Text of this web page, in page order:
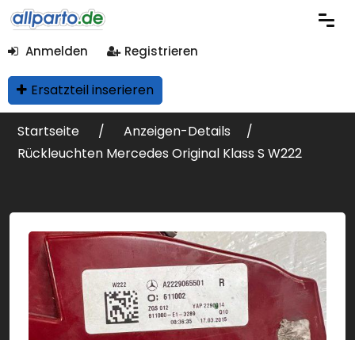
Anmelden Registrieren
Ersatzteil inserieren
Startseite
Anzeigen-Details
Rückleuchten Mercedes Original Klass S W222